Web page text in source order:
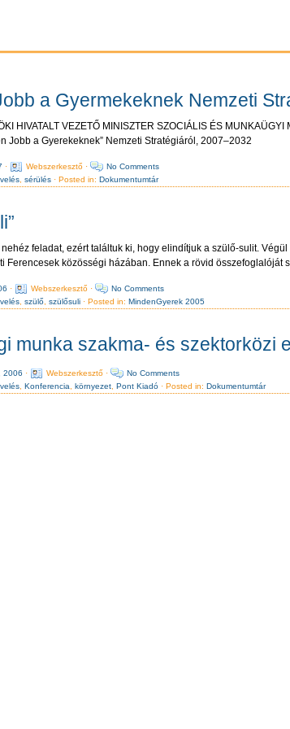
a Gyermekeknek Nemzeti
HIVATALT VEZETŐ MINISZTER SZOCIÁLIS ÉS
Jobb a Gyerekeknek” Nemzeti Stratégiáról, 2007–2032
· Webszerkesztő ·
No Comments
,sérülés · Posted in:Dokumentumtár
feladat, ezért találtuk ki, hogy elindítjuk a szülő-sulit.
Ferencesek közösségi házában. Ennek a rövid összefoglalóját
· Webszerkesztő ·
No Comments
,szülő ,szülősuli · Posted in:MindenGyerek 2005
munka szakma- és szektorközi
2006 · Webszerkesztő ·
No Comments
,Konferencia ,környezet ,Pont Kiadó · Posted in:Dokumentumtár